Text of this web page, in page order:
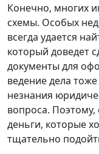
Конечно, многих
схемы. Особых
всегда удается
который доведет
документы для
ведение дела
незнания
вопроса.
деньги, которые
тщательно